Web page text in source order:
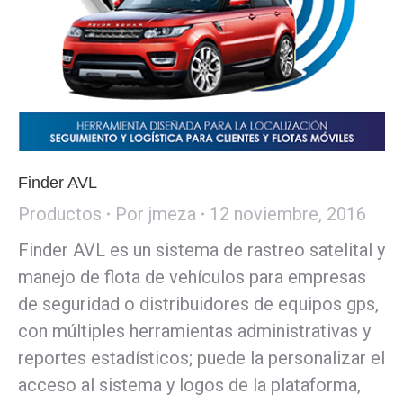
Finder AVL
Productos Por jmeza
12 noviembre, 2016
Finder AVL es un sistema de rastreo satelital y
manejo de flota de vehículos para empresas
de seguridad o distribuidores de equipos gps,
con múltiples herramientas administrativas y
reportes estadísticos; puede la personalizar el
acceso al sistema y logos de la plataforma,